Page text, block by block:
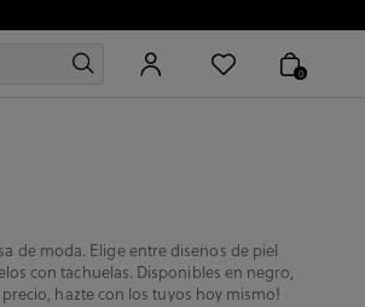
0
de moda. Elige entre diseños de piel
con tachuelas. Disponibles en negro,
hazte con los tuyos hoy mismo!